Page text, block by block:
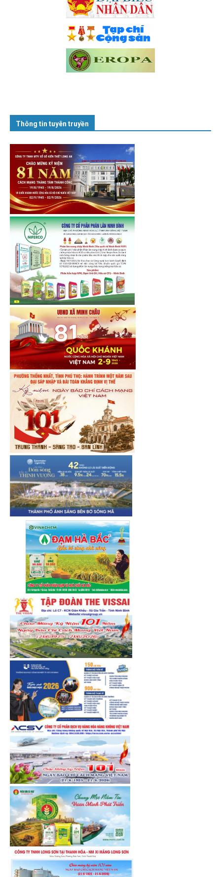
Thông tin tuyên truyền